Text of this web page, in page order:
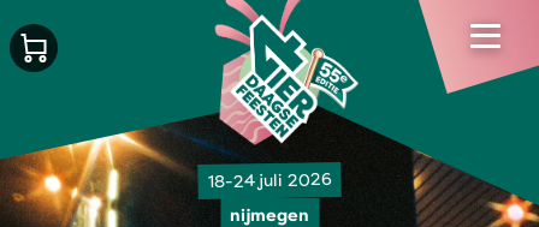
18-24 juli 2026
nijmegen